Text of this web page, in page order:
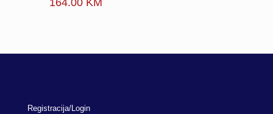
164.00 KM
Registracija/Login